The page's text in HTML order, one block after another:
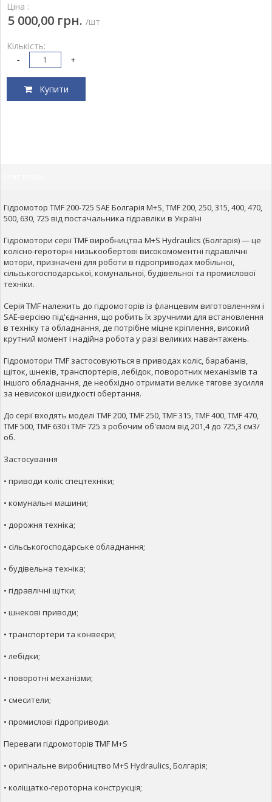
Ціна :
5 000,00 грн. /шт
Кількість:
- +
Купити
Гідромотор TMF 200-725 SAE Болгарія M+S, TMF 200, 250, 315, 400, 470,
500, 630, 725 від постачальника гідравліки в Україні
Гідромотори серії TMF виробництва M+S Hydraulics (Болгарія) — це
колісно-героторні низькообертові високомоментні гідравлічні
мотори, призначені для роботи в гідроприводах мобільної,
сільськогосподарської, комунальної, будівельної та промислової
техніки.
Серія TMF належить до гідромоторів із фланцевим виготовленням і
SAE-версією під'єднання, що робить їх зручними для встановлення
в техніку та обладнання, де потрібне міцне кріплення, високий
крутний момент і надійна робота у разі великих навантажень.
Гідромотори TMF застосовуються в приводах коліс, барабанів,
щіток, шнеків, транспортерів, лебідок, поворотних механізмів та
іншого обладнання, де необхідно отримати велике тягове зусилля
за невисокої швидкості обертання.
До серії входять моделі TMF 200, TMF 250, TMF 315, TMF 400, TMF 470,
TMF 500, TMF 630 і TMF 725 з робочим об'ємом від 201,4 до 725,3 см3/
об.
Застосування
• приводи коліс спецтехніки;
• комунальні машини;
• дорожня техніка;
• сільськогосподарське обладнання;
• будівельна техніка;
• гідравлічні щітки;
• шнекові приводи;
• транспортери та конвеєри;
• лебідки;
• поворотні механізми;
• смесители;
• промислові гідроприводи.
Переваги гідромоторів TMF M+S
• оригінальне виробництво M+S Hydraulics, Болгарія;
• коліщатко-героторна конструкція;